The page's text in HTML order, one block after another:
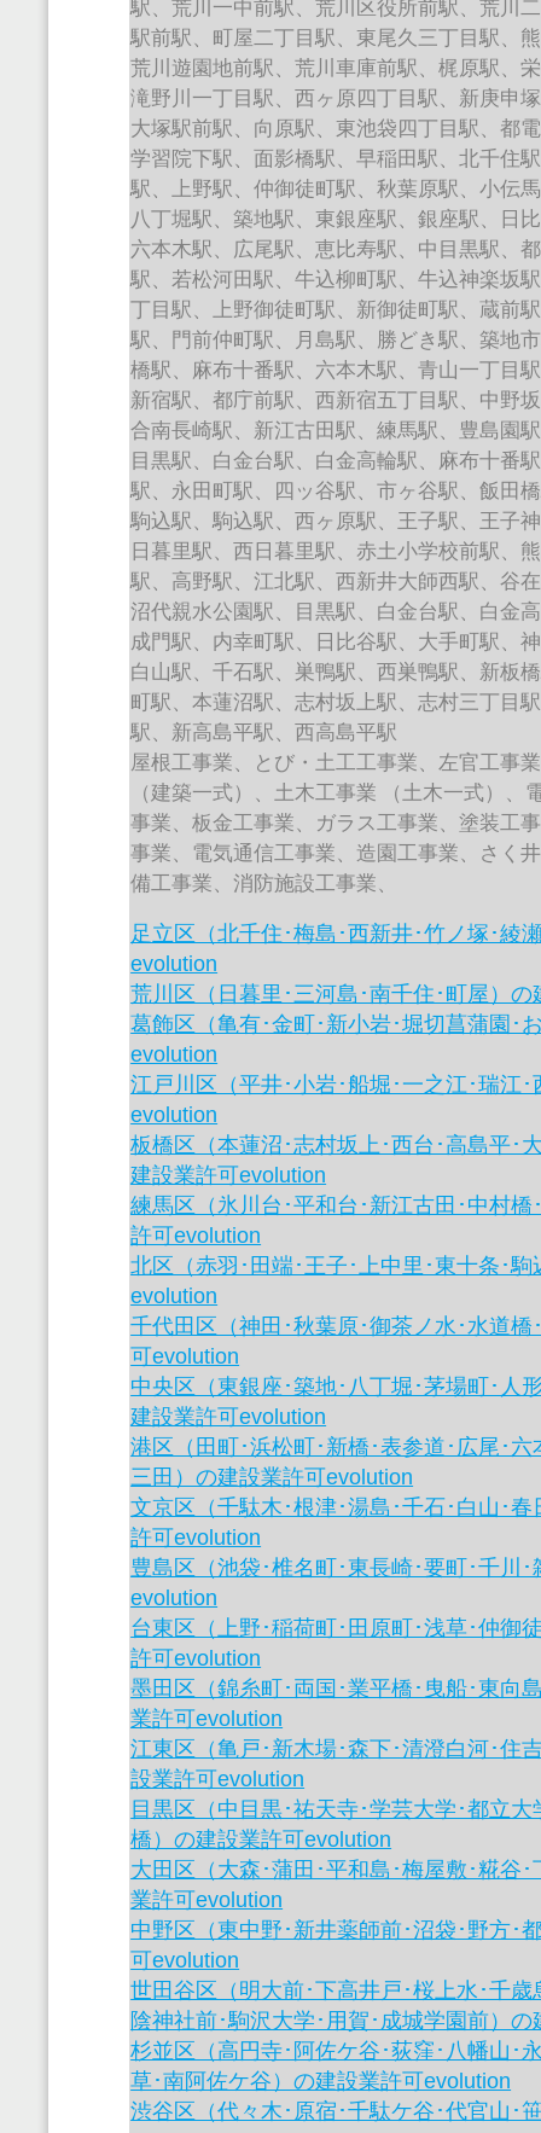
駅、荒川一中前駅、荒川区役所前駅、荒川
駅前駅、町屋二丁目駅、東尾久三丁目駅、
荒川遊園地前駅、荒川車庫前駅、梶原駅、
滝野川一丁目駅、西ヶ原四丁目駅、新庚申
大塚駅前駅、向原駅、東池袋四丁目駅、都
学習院下駅、面影橋駅、早稲田駅、北千住
駅、上野駅、仲御徒町駅、秋葉原駅、小伝
八丁堀駅、築地駅、東銀座駅、銀座駅、日
六本木駅、広尾駅、恵比寿駅、中目黒駅、
駅、若松河田駅、牛込柳町駅、牛込神楽坂
丁目駅、上野御徒町駅、新御徒町駅、蔵前
駅、門前仲町駅、月島駅、勝どき駅、築地
橋駅、麻布十番駅、六本木駅、青山一丁目
新宿駅、都庁前駅、西新宿五丁目駅、中野
合南長崎駅、新江古田駅、練馬駅、豊島園
目黒駅、白金台駅、白金高輪駅、麻布十番
駅、永田町駅、四ッ谷駅、市ヶ谷駅、飯田
駒込駅、駒込駅、西ヶ原駅、王子駅、王子
日暮里駅、西日暮里駅、赤土小学校前駅、
駅、高野駅、江北駅、西新井大師西駅、谷
沼代親水公園駅、目黒駅、白金台駅、白金
成門駅、内幸町駅、日比谷駅、大手町駅、
白山駅、千石駅、巣鴨駅、西巣鴨駅、新板
町駅、本蓮沼駅、志村坂上駅、志村三丁目
駅、新高島平駅、西高島平駅
屋根工事業、とび・土工工事業、左官工
（建築一式）、土木工事業 （土木一式）
事業、板金工事業、ガラス工事業、塗装工
事業、電気通信工事業、造園工事業、さく
備工事業、消防施設工事業、
足立区（北千住･梅島･西新井･竹ノ塚･綾
evolution
荒川区（日暮里･三河島･南千住･町屋）
葛飾区（亀有･金町･新小岩･堀切菖蒲園･
evolution
江戸川区（平井･小岩･船堀･一之江･瑞江
evolution
板橋区（本蓮沼･志村坂上･西台･高島平･
建設業許可evolution
練馬区（氷川台･平和台･新江古田･中村
許可evolution
北区（赤羽･田端･王子･上中里･東十条･
evolution
千代田区（神田･秋葉原･御茶ノ水･水道
可evolution
中央区（東銀座･築地･八丁堀･茅場町･人
建設業許可evolution
港区（田町･浜松町･新橋･表参道･広尾･
三田）の建設業許可evolution
文京区（千駄木･根津･湯島･千石･白山･
許可evolution
豊島区（池袋･椎名町･東長崎･要町･千川
evolution
台東区（上野･稲荷町･田原町･浅草･仲御
許可evolution
墨田区（錦糸町･両国･業平橋･曳船･東向
業許可evolution
江東区（亀戸･新木場･森下･清澄白河･住
設業許可evolution
目黒区（中目黒･祐天寺･学芸大学･都立
橋）の建設業許可evolution
大田区（大森･蒲田･平和島･梅屋敷･糀谷
業許可evolution
中野区（東中野･新井薬師前･沼袋･野方･
可evolution
世田谷区（明大前･下高井戸･桜上水･千
陰神社前･駒沢大学･用賀･成城学園前）
杉並区（高円寺･阿佐ケ谷･荻窪･八幡山･
草･南阿佐ケ谷）の建設業許可evolution
渋谷区（代々木･原宿･千駄ケ谷･代官山･